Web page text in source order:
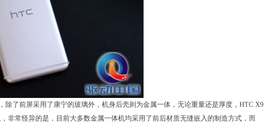
除了前屏采用了康宁的玻璃外，机身后壳则为金属一体，无论重量还是厚度，HTC X9
非常怪异的是，目前大多数金属一体机均采用了前后材质无缝嵌入的制造方式，而